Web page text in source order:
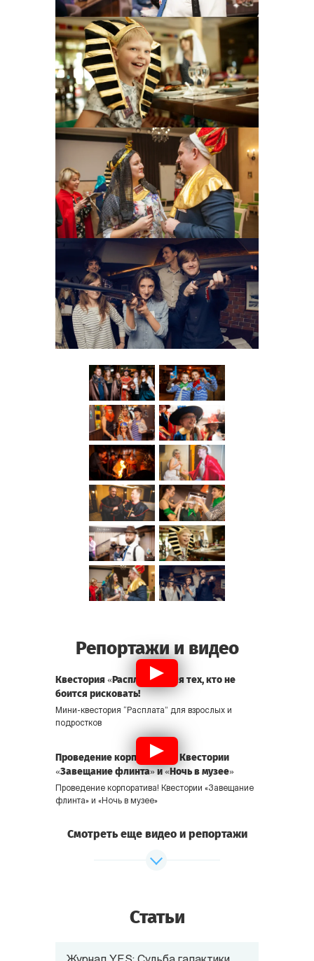
Репортажи и видео
Квестория «Расплата» - для тех, кто не
боится рисковать!
Мини-квестория “Расплата” для взрослых и
подростков
Проведение корпоратива! Квестории
«Завещание флинта» и «Ночь в музее»
Проведение корпоратива! Квестории «Завещание
флинта» и «Ночь в музее»
Смотреть еще видео и репортажи
Статьи